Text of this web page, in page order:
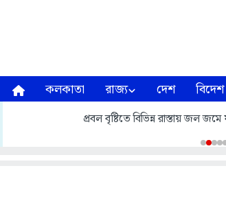
কলকাতা রাজ্য দেশ বিদেশ
প্রবল বৃষ্টিতে বিভিন্ন রাস্তায় জল